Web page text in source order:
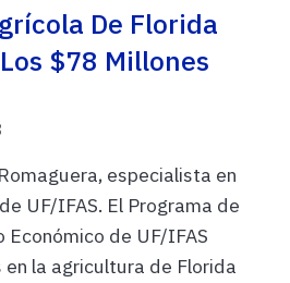
De Florida
$78 Millones
especialista en
UF/IFAS. El Programa de
de UF/IFAS
la agricultura de Florida